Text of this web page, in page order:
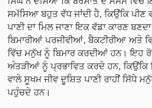
ਸਮੱਸਿਆ ਬਹੁਤ ਵੱਧ ਜਾਂਦੀ ਹੈ, ਕਿਉਂਕਿ ਪੀਣ
ਪਾਣੀ ਦਾ ਮਿਲ ਜਾਣਾ ਇਕ ਵੱਡਾ ਕਾਰਣ
ਬਿਮਾਰੀਆਂ ਪਰਜੀਵੀਆਂ, ਬੈਕਟੀਰੀਆ ਅਤੇ
ਵਿੱਚ ਮਨੁੱਖ ਨੂੰ ਬਿਮਾਰ ਕਰਦੀਆਂ ਹਨ। ਇਹ
ਅੰਤੜੀਆਂ ਨੂੰ ਪ੍ਰਭਾਵਿਤ ਕਰਦੇ ਹਨ, ਕਿਉਂਕਿ
ਵਾਲੇ ਸੂਖਮ ਜੀਵ ਦੂਸ਼ਿਤ ਪਾਣੀ ਰਾਹੀਂ ਸਿੱਧੇ
ਪਹੁੰਚਦੇ ਹਨ।